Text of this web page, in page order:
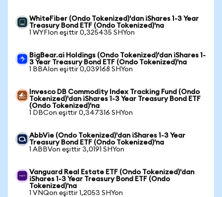
WhiteFiber (Ondo Tokenized)'dan iShares 1-3 Year
Treasury Bond ETF (Ondo Tokenized)'na
1 WYFIon eşittir 0,325435 SHYon
BigBear.ai Holdings (Ondo Tokenized)'dan iShares 1-
3 Year Treasury Bond ETF (Ondo Tokenized)'na
1 BBAIon eşittir 0,039168 SHYon
Invesco DB Commodity Index Tracking Fund (Ondo
Tokenized)'dan iShares 1-3 Year Treasury Bond ETF
(Ondo Tokenized)'na
1 DBCon eşittir 0,347316 SHYon
AbbVie (Ondo Tokenized)'dan iShares 1-3 Year
Treasury Bond ETF (Ondo Tokenized)'na
1 ABBVon eşittir 3,0191 SHYon
Vanguard Real Estate ETF (Ondo Tokenized)'dan
iShares 1-3 Year Treasury Bond ETF (Ondo
Tokenized)'na
1 VNQon eşittir 1,2053 SHYon